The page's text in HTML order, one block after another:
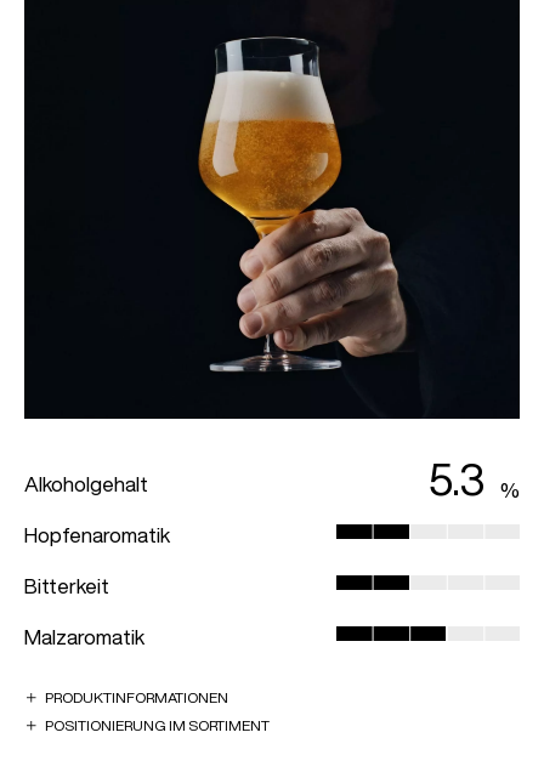
Alkoholgehalt 5.3
Hopfenaromatik
Bitterkeit
Malzaromatik
PRODUKTINFORMATIONEN
POSITIONIERUNG IM SORTIMENT